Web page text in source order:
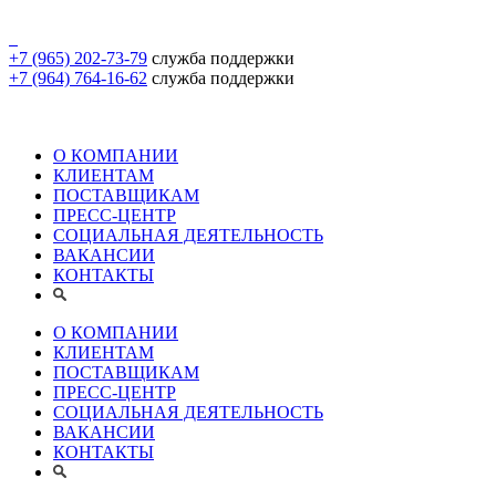
+7 (965) 202-73-79 служба поддержки
+7 (964) 764-16-62 служба поддержки
О КОМПАНИИ
КЛИЕНТАМ
ПОСТАВЩИКАМ
ПРЕСС-ЦЕНТР
СОЦИАЛЬНАЯ ДЕЯТЕЛЬНОСТЬ
ВАКАНСИИ
КОНТАКТЫ
О КОМПАНИИ
КЛИЕНТАМ
ПОСТАВЩИКАМ
ПРЕСС-ЦЕНТР
СОЦИАЛЬНАЯ ДЕЯТЕЛЬНОСТЬ
ВАКАНСИИ
КОНТАКТЫ